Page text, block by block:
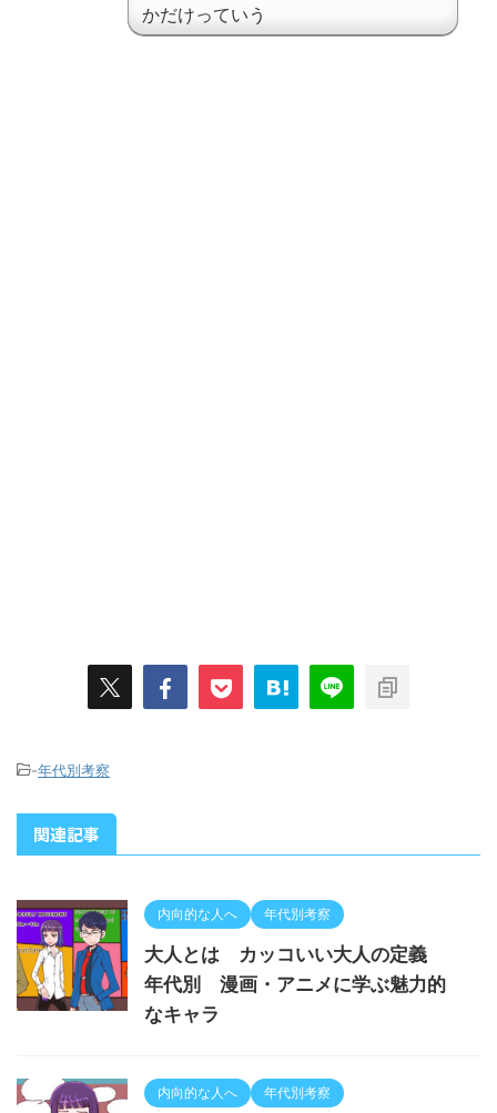
かだけっていう
-年代別考察
関連記事
内向的な人へ 年代別考察
大人とは カッコいい大人の定義
年代別 漫画・アニメに学ぶ魅力的
なキャラ
内向的な人へ 年代別考察